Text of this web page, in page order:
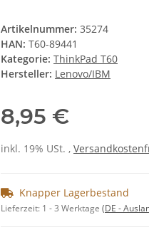
Artikelnummer: 35274
HAN: T60-89441
Kategorie: ThinkPad T60
Hersteller: Lenovo/IBM
8,95 €
inkl. 19% USt. ,
Knapper Lagerbestand
Lieferzeit: 1 - 3 Werktage (DE -